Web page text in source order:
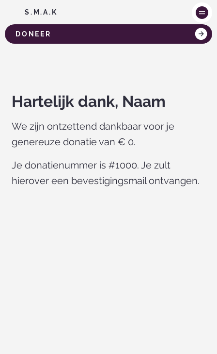
DONEER
S.M.A.K
Hartelijk dank, Naam
We zijn ontzettend dankbaar voor je
genereuze donatie van € 0.
Je donatienummer is #1000. Je zult
hierover een bevestigingsmail ontvangen.